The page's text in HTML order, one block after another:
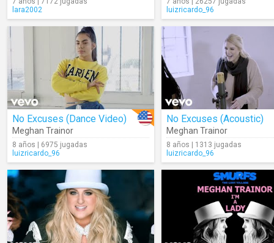
lara2002
luizricardo_96
No Excuses (Dance Video)
Meghan Trainor
8 años | 6975 jugadas
luizricardo_96
No Excuses (Acoustic)
Meghan Trainor
8 años | 1313 jugadas
luizricardo_96